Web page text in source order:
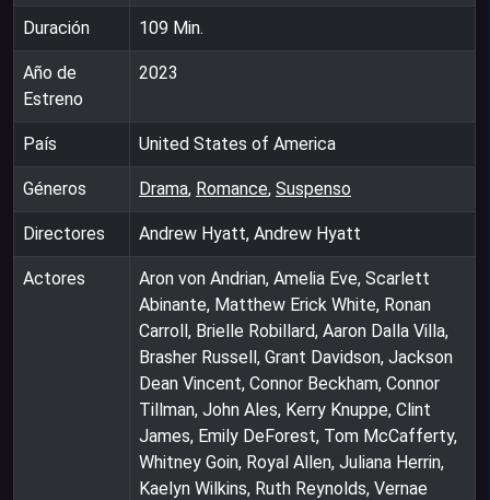
Duración 109 Min.
Año de
Estreno
2023
País United States of America
Géneros Drama, Romance, Suspenso
Directores Andrew Hyatt, Andrew Hyatt
Actores
Aron von Andrian, Amelia Eve, Scarlett
Abinante, Matthew Erick White, Ronan
Carroll, Brielle Robillard, Aaron Dalla Villa,
Brasher Russell, Grant Davidson, Jackson
Dean Vincent, Connor Beckham, Connor
Tillman, John Ales, Kerry Knuppe, Clint
James, Emily DeForest, Tom McCafferty,
Whitney Goin, Royal Allen, Juliana Herrin,
Kaelyn Wilkins, Ruth Reynolds, Vernae